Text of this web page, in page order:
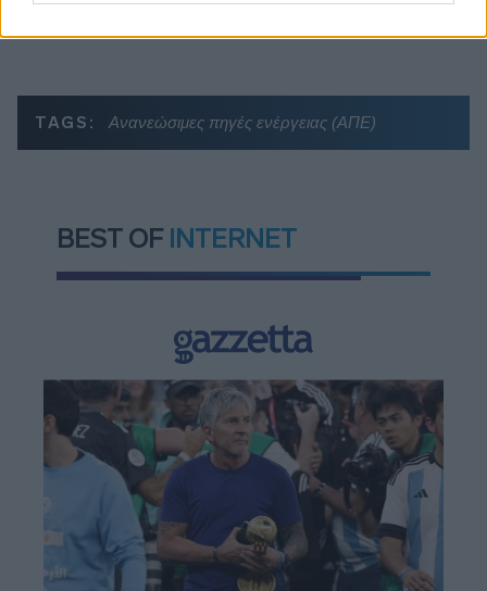
TAGS: Ανανεώσιμες πηγές ενέργειας (ΑΠΕ)
BEST OF INTERNET